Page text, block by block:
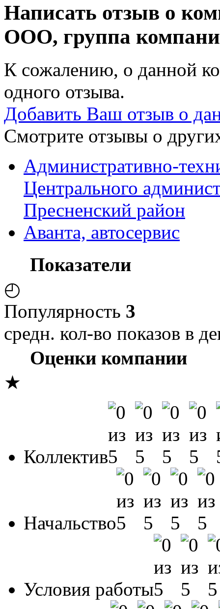
Написать отзыв о
ООО, группа
К сожалению, о данной
одного отзыва.
Добавить Ваш отзыв о
Смотрите отзывы о
Административно-
Центрального
Пресненский район
Аванта, автосервис
Показатели
◴
Популярность 3
средн. кол-во показов в
Оценки компании
★
Коллектив
Начальство
Условия работы